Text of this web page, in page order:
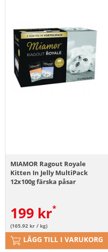
MIAMOR Ragout Royale
Kitten In Jelly MultiPack
12x100g färska påsar
199 kr
(165.92 kr / kg)
LÄGG TILL I VARUKORG